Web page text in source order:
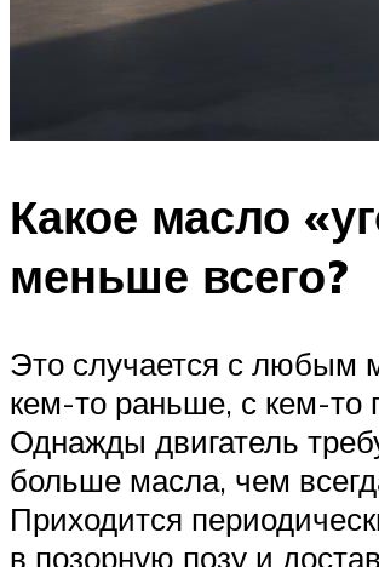
Какое масло
меньше всего?
Это случается с любым
кем-то раньше, с кем-то
Однажды двигатель
больше масла, чем
Приходится
в позорную позу и